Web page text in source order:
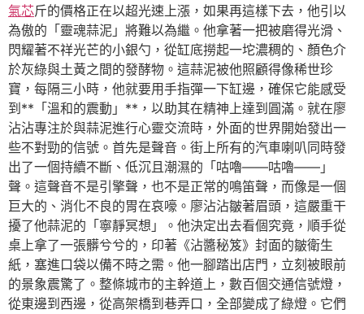
氣芯斤的價格正在以超光速上漲，如果再這樣下去，他引以
為傲的「靈魂蒜泥」將難以為繼。他拿著一把被磨得光滑、
閃耀著不祥光芒的小銀勺，從缸底撈起一坨濃稠的、顏色介
於灰綠與土黃之間的發酵物。這蒜泥被他照顧得像稀世珍
寶，每隔三小時，他就要用手指彈一下缸邊，確保它能感受
到**「溫和的震動」**，以助其在精神上達到圓滿。就在廖
沾沾專注於與蒜泥進行心靈交流時，外面的世界開始發出一
些不對勁的信號。首先是聲音。街上所有的汽車喇叭同時發
出了一個持續不斷、低沉且潮濕的「咕嚕——咕嚕——」
聲。這聲音不是引擎聲，也不是正常的鳴笛聲，而像是一個
巨大的、消化不良的胃在哀嚎。廖沾沾皺著眉頭，這嚴重干
擾了他蒜泥的「寧靜冥想」。他決定出去看個究竟，順手從
桌上拿了一張髒兮兮的，印著《沾醬秘笈》封面的皺衛生
紙，塞進口袋以備不時之需。他一腳踏出店門，立刻被眼前
的景象震驚了。整條城市的主幹道上，數百個交通信號燈，
從東邊到西邊，從高架橋到巷弄口，全部變成了綠燈。它們